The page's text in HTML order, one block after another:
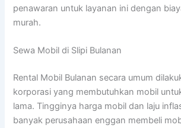
penawaran untuk layanan ini dengan
murah.
Sewa Mobil di Slipi Bulanan
Rental Mobil Bulanan secara umum
korporasi yang membutuhkan mobil
lama. Tingginya harga mobil dan laju
banyak perusahaan enggan membeli